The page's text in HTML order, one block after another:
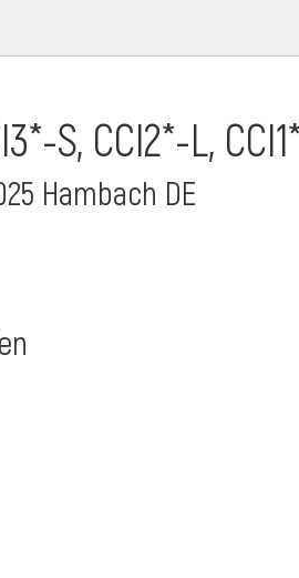
S, CCI2*-L,
Hambach DE